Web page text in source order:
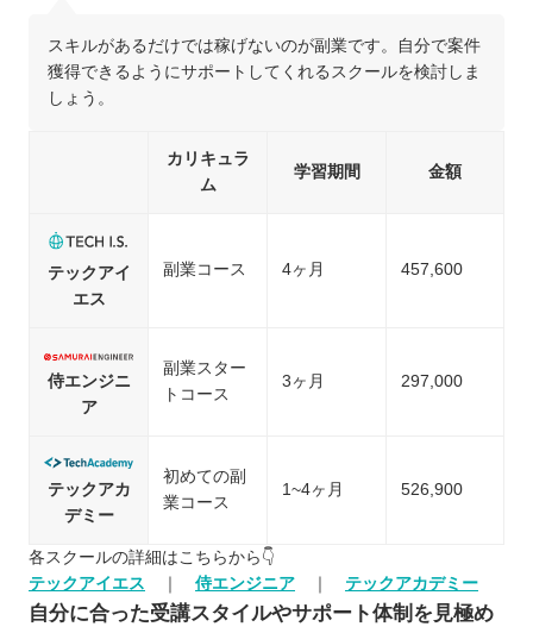
スキルがあるだけでは稼げないのが副業です。自分で案件
獲得できるようにサポートしてくれるスクールを検討しま
しょう。
カリキュラ
ム
学習期間 金額
テックアイ
エス
副業コース 4ヶ月 457,600
侍エンジニ
ア
副業スター
トコース
3ヶ月 297,000
テックアカ
デミー
初めての副
業コース
1~4ヶ月 526,900
各スクールの詳細はこちらから👇
テックアイエス
侍エンジニア テックアカデミー
自分に合った受講スタイルやサポート体制を見極め